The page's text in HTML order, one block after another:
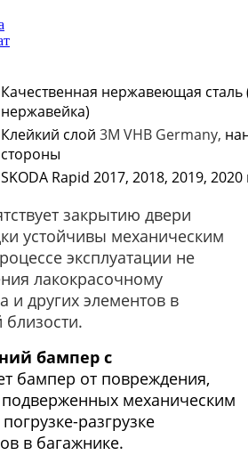
Качественная нержавеющая
нержавейка)
Клейкий слой 3М VHB Germany,
стороны
SKODA Rapid 2017, 2018, 2019, 2020
закрытию двери
устойчивы механическим
эксплуатации не
лакокрасочному
других элементов в
близости.
бампер с
бампер от повреждения,
механическим
разгрузке
в багажнике.